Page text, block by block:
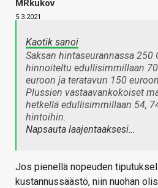
MRkukov
5.3.2021
Kaotik sanoi
Saksan hintaseurannassa 250
hinnoiteltu edullisimmillaan
euroon ja teratavun 150
Plussien vastaavankokoiset
hetkellä edullisimmillaan 54,
hintoihin.
Napsauta laajentaaksesi…
Jos pienellä nopeuden
kustannussäästö, niin nuohan